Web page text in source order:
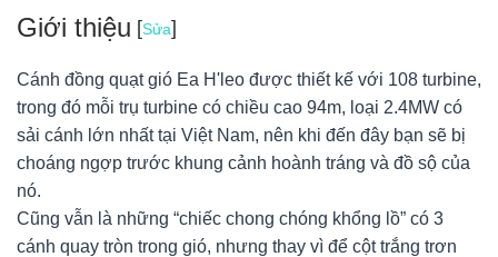
Giới thiệu [Sửa]
Cánh đồng quạt gió Ea H'leo được thiết kế với 108 turbine,
trong đó mỗi trụ turbine có chiều cao 94m, loại 2.4MW có
sải cánh lớn nhất tại Việt Nam, nên khi đến đây bạn sẽ bị
choáng ngợp trước khung cảnh hoành tráng và đồ sộ của
nó.
Cũng vẫn là những “chiếc chong chóng khổng lồ” có 3
cánh quay tròn trong gió, nhưng thay vì để cột trắng trơn